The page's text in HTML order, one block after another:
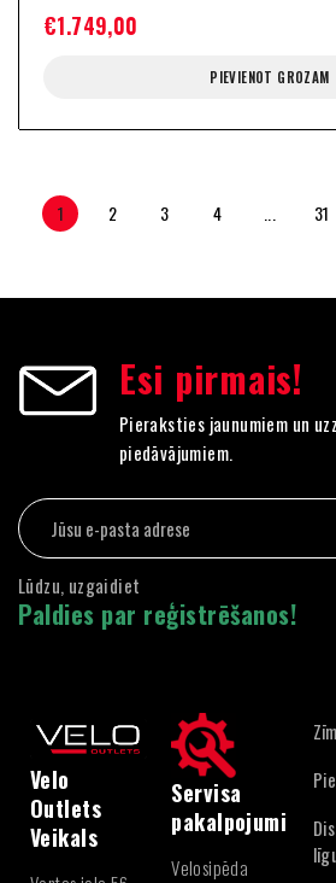
€1.749,00
PIEVIENOT GROZAM
1 2 3 4 31
Esi pirmais!
Pieraksties jaunumiem un
piedāvājumiem.
Lūdzu, uzgaidiet
Paldies par reģistrēšanos!
Velo
Outlets
Veikals
Servisa
pakalpojumi
Velosipēda